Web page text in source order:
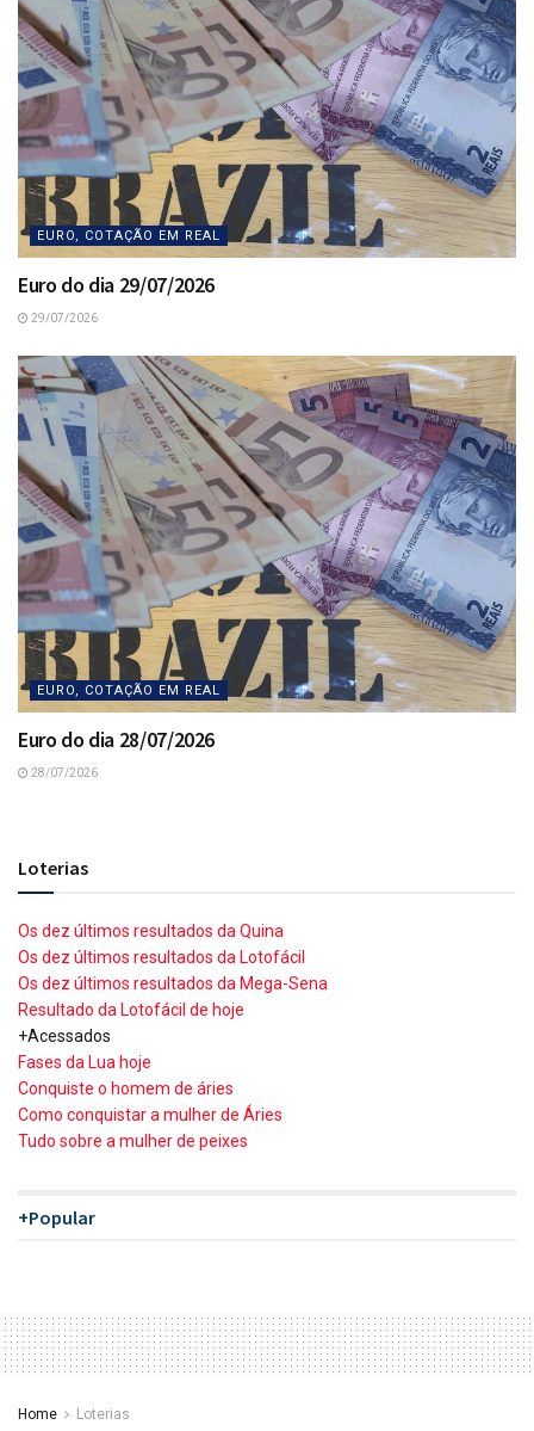
EURO, COTAÇÃO EM REAL
Euro do dia 29/07/2026
29/07/2026
EURO, COTAÇÃO EM REAL
Euro do dia 28/07/2026
28/07/2026
Loterias
Os dez últimos resultados da Quina
Os dez últimos resultados da Lotofácil
Os dez últimos resultados da Mega-Sena
Resultado da Lotofácil de hoje
+Acessados
Fases da Lua hoje
Conquiste o homem de áries
Como conquistar a mulher de Áries
Tudo sobre a mulher de peixes
+Popular
Home Loterias